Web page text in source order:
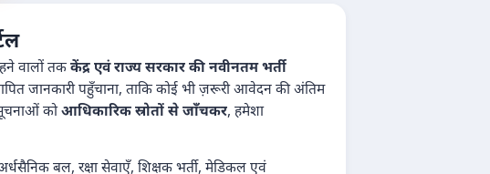
वालों तककेंद्र एवं राज्य सरकार की नवीनतम भर्ती
जानकारी पहुँचाना, ताकि कोई भी ज़रूरी आवेदन की अंतिम
कोआधिकारिक स्रोतों से जाँचकर, हमेशा
बल, रक्षा सेवाएँ, शिक्षक भर्ती, मेडिकल एवं